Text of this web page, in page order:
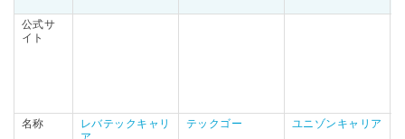
公式サ
イト
名称
レバテックキャリ
テックゴー ユニゾンキャリア